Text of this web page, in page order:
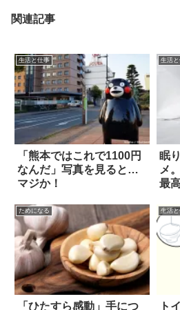
関連記事
生活と仕事
「熊本ではこれで1100円
なんだ」写真を見ると…
マジか！
生活
眠
メ
最
ためになる
「ひたすら感動」手につ
生活
ト